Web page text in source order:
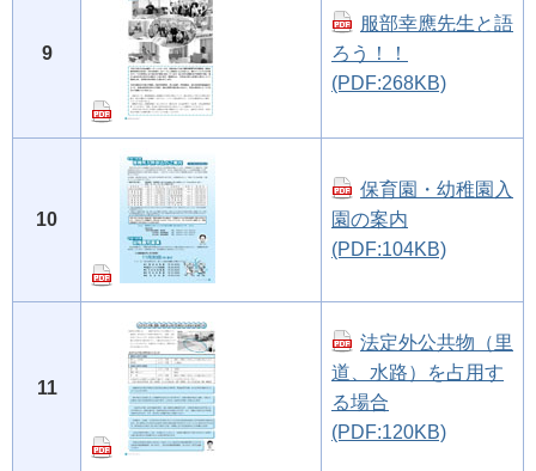
9
服部幸應先生と語
ろう！！
(PDF:268KB)
10
保育園・幼稚園入
園の案内
(PDF:104KB)
11
法定外公共物（里
道、水路）を占用す
る場合
(PDF:120KB)